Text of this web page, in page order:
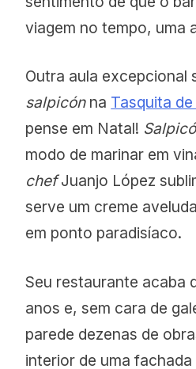
viagem no tempo, uma
Outra aula excepcional
salpicónna Tasquita
pense em Natal!
modo de marinar em
chefJuanjo López
serve um creme
em ponto paradisíaco.
Seu restaurante acaba
anos e, sem cara de
parede dezenas de
interior de uma